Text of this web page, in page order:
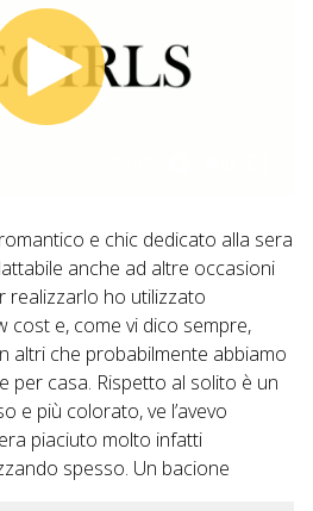
e chic dedicato alla sera
anche ad altre occasioni
realizzarlo ho utilizzato
e, come vi dico sempre,
altri che probabilmente abbiamo
per casa. Rispetto al solito è un
e più colorato, ve l’avevo
piaciuto molto infatti
spesso. Un bacione